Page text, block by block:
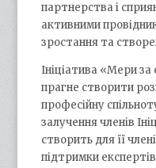
партнерства і
активними
зростання та
Ініціатива «Мери
прагне створити
професійну
залучення членів
створить для її
підтримки